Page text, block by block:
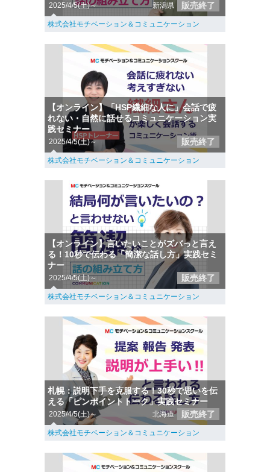
2025/4/5(土)～ 新潟県 販売終了
株式会社モチベーション＆コミュニケーション
【オンライン】「HSP繊細な人に」会話で疲
れない・自然に話せるコミュニケーション実
践セミナー
2025/4/5(土)～ 販売終了
株式会社モチベーション＆コミュニケーション
【オンライン】言いたいことがズバっと言え
る！10秒で伝わる「簡潔な話し方」実践セミ
ナー
2025/4/5(土)～ 販売終了
株式会社モチベーション＆コミュニケーション
札幌：説明下手を克服する！30秒で思いを伝
える「ピンポイントトーク」実践セミナー
2025/4/5(土)～ 北海道 販売終了
株式会社モチベーション＆コミュニケーション